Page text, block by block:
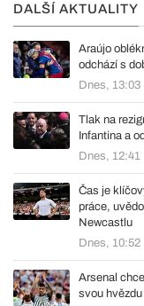
DALŠÍ AKTUALITY
Araújo
odchází s
Dnes, 13:03
Tlak na
Infantina a
Dnes, 12:41
Čas je
práce,
Newcastlu
Dnes, 10:52
Arsenal
svou